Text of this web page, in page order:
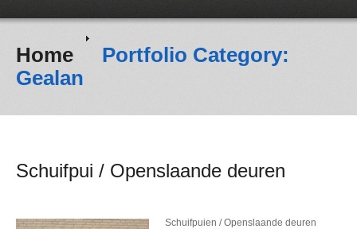
Home
Portfolio Category:
Gealan
Schuifpui / Openslaande deuren
Schuifpuien / Openslaande deuren